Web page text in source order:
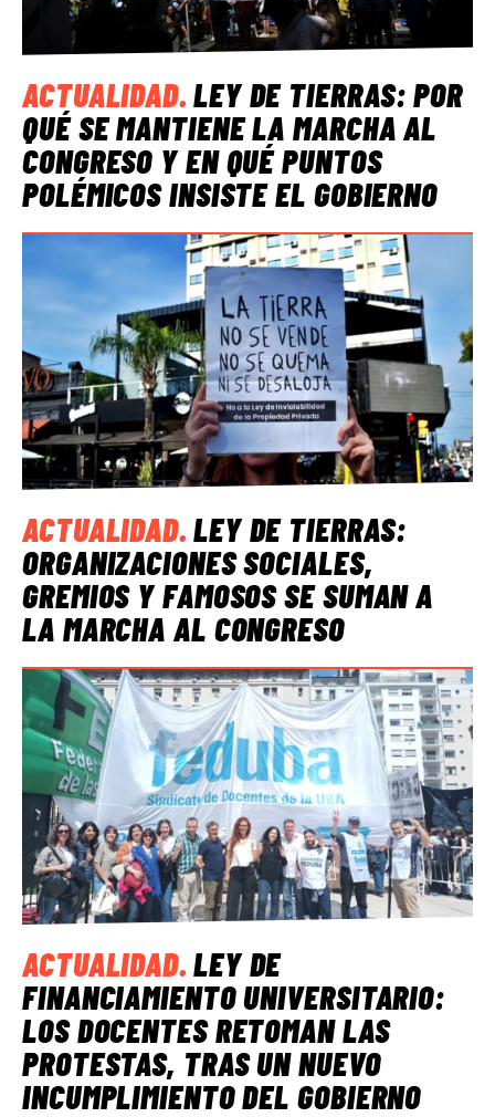
ACTUALIDAD.LEY DE TIERRAS: POR
QUÉ SE MANTIENE LA MARCHA AL
CONGRESO Y EN QUÉ PUNTOS
POLÉMICOS INSISTE EL GOBIERNO
ACTUALIDAD.LEY DE TIERRAS:
ORGANIZACIONES SOCIALES,
GREMIOS Y FAMOSOS SE SUMAN A
LA MARCHA AL CONGRESO
ACTUALIDAD.LEY DE
FINANCIAMIENTO UNIVERSITARIO:
LOS DOCENTES RETOMAN LAS
PROTESTAS, TRAS UN NUEVO
INCUMPLIMIENTO DEL GOBIERNO